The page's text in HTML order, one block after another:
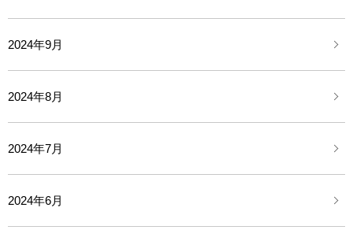
2024年9月
2024年8月
2024年7月
2024年6月